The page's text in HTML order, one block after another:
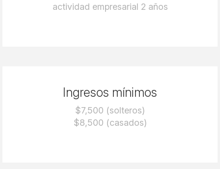
actividad empresarial 2 años
Ingresos mínimos
$7,500 (solteros)
$8,500 (casados)